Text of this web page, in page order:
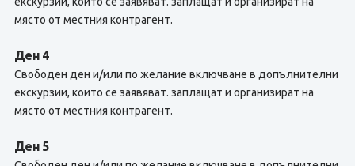
място от местния контрагент.
Ден 4
Свободен ден и/или по желание включване в допълнителни
екскурзии, които се заявяват. заплащат и организират на
място от местния контрагент.
Ден 5